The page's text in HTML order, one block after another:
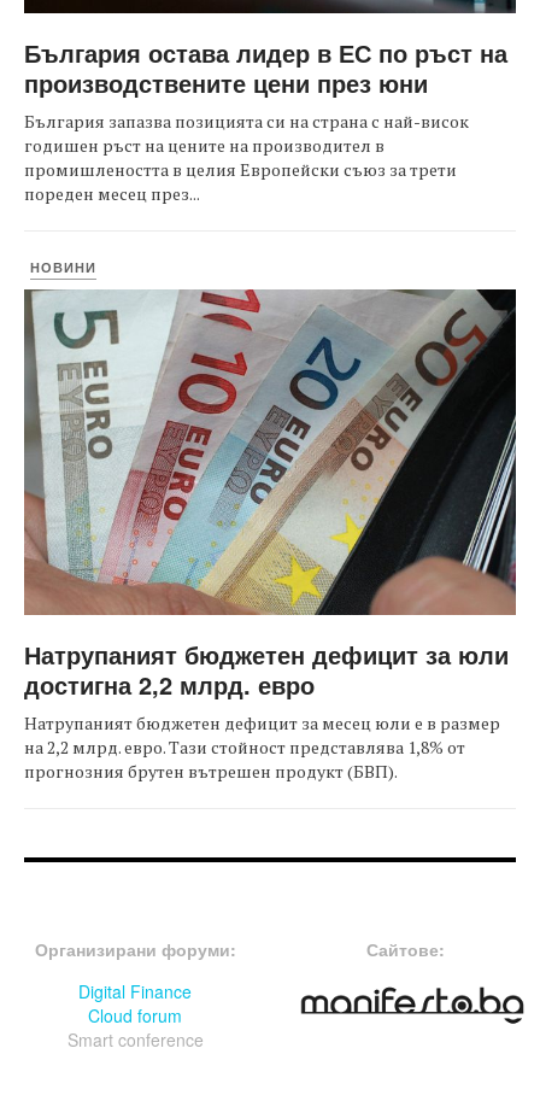
България остава лидер в ЕС по ръст на
производствените цени през юни
България запазва позицията си на страна с най-висок
годишен ръст на цените на производител в
промишлеността в целия Европейски съюз за трети
пореден месец през...
НОВИНИ
Натрупаният бюджетен дефицит за юли
достигна 2,2 млрд. евро
Натрупаният бюджетен дефицит за месец юли е в размер
на 2,2 млрд. евро. Тази стойност представлява 1,8% от
прогнозния брутен вътрешен продукт (БВП).
Организирани форуми:
Digital Finance
Cloud forum
Smart conference
Сайтове: